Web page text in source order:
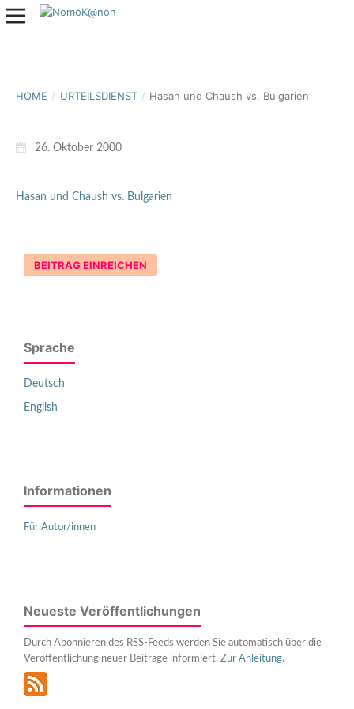
HOME / URTEILSDIENST / Hasan und Chaush vs. Bulgarien
26. Oktober 2000
Hasan und Chaush vs. Bulgarien
BEITRAG EINREICHEN
Sprache
Deutsch
English
Informationen
Für Autor/innen
Neueste Veröffentlichungen
Durch Abonnieren des RSS-Feeds werden Sie automatisch über die
Veröffentlichung neuer Beiträge informiert. Zur Anleitung.